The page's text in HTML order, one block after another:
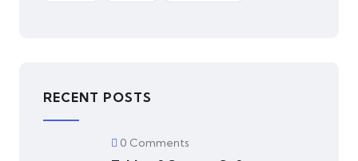
RECENT POSTS
0 Comments